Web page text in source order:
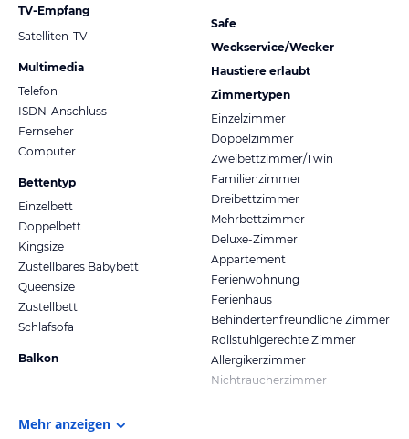
TV-Empfang
Satelliten-TV
Multimedia
Telefon
ISDN-Anschluss
Fernseher
Computer
Bettentyp
Einzelbett
Doppelbett
Kingsize
Zustellbares Babybett
Queensize
Zustellbett
Schlafsofa
Balkon
Safe
Weckservice/Wecker
Haustiere erlaubt
Zimmertypen
Einzelzimmer
Doppelzimmer
Zweibettzimmer/Twin
Familienzimmer
Dreibettzimmer
Mehrbettzimmer
Deluxe-Zimmer
Appartement
Ferienwohnung
Ferienhaus
Behindertenfreundliche Zimmer
Rollstuhlgerechte Zimmer
Allergikerzimmer
Nichtraucherzimmer
Mehr anzeigen